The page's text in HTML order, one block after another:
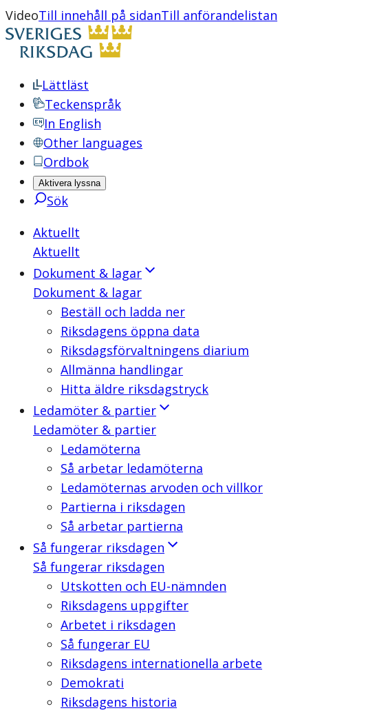
VideoTill innehåll på sidanTill anförandelistan
Lättläst
Teckenspråk
In English
Other languages
Ordbok
Aktivera lyssna
Sök
Aktuellt
Aktuellt
Dokument & lagar
Dokument & lagar
Beställ och ladda ner
Riksdagens öppna data
Riksdagsförvaltningens diarium
Allmänna handlingar
Hitta äldre riksdagstryck
Ledamöter & partier
Ledamöter & partier
Ledamöterna
Så arbetar ledamöterna
Ledamöternas arvoden och villkor
Partierna i riksdagen
Så arbetar partierna
Så fungerar riksdagen
Så fungerar riksdagen
Utskotten och EU-nämnden
Riksdagens uppgifter
Arbetet i riksdagen
Så fungerar EU
Riksdagens internationella arbete
Demokrati
Riksdagens historia